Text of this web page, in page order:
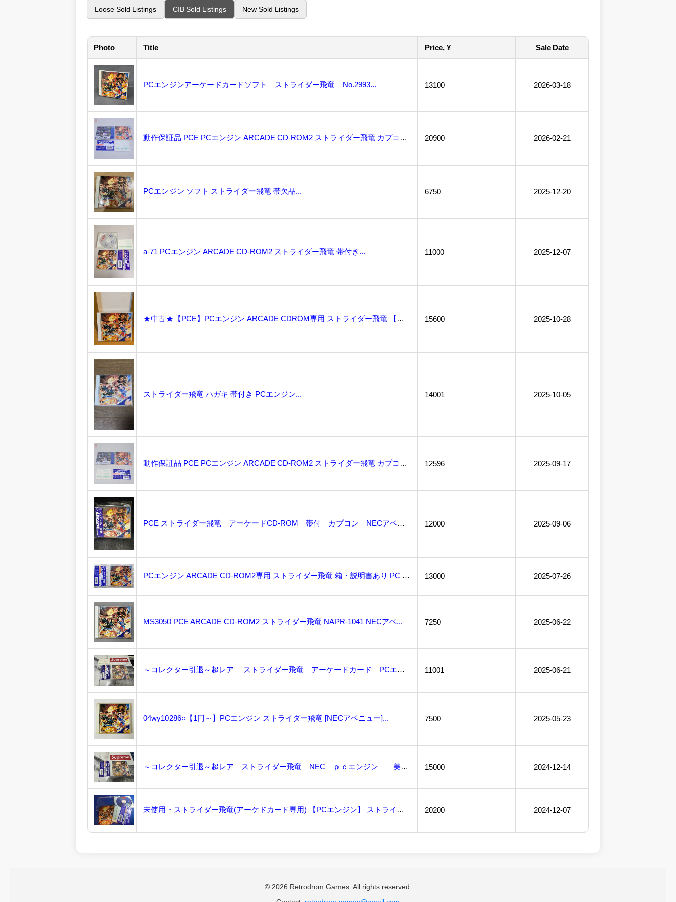
Loose Sold Listings CIB Sold Listings New Sold Listings
Photo Title Price, ¥ Sale Date
PCエンジンアーケードカードソフト ストライダー飛竜 No.2993... 13100 2026-03-18
動作保証品 PCE PCエンジン ARCADE CD-ROM2 ストライダー飛竜 カプコン NECア... 20900 2026-02-21
PCエンジン ソフト ストライダー飛竜 帯欠品... 6750 2025-12-20
a-71 PCエンジン ARCADE CD-ROM2 ストライダー飛竜 帯付き... 11000 2025-12-07
★中古★【PCE】PCエンジン ARCADE CDROM専用 ストライダー飛竜 【取説、帯付き】... 15600 2025-10-28
ストライダー飛竜 ハガキ 帯付き PCエンジン... 14001 2025-10-05
動作保証品 PCE PCエンジン ARCADE CD-ROM2 ストライダー飛竜 カプコン NECア... 12596 2025-09-17
PCE ストライダー飛竜 アーケードCD-ROM 帯付 カプコン NECアベニュー PCエンジンソ... 12000 2025-09-06
PCエンジン ARCADE CD-ROM2専用 ストライダー飛竜 箱・説明書あり PC Engine... 13000 2025-07-26
MS3050 PCE ARCADE CD-ROM2 ストライダー飛竜 NAPR-1041 NECアベ... 7250 2025-06-22
～コレクター引退～超レア ストライダー飛竜 アーケードカード PCエンジン 状態美品 日焼けなし... 11001 2025-06-21
04wy10286○【1円～】PCエンジン ストライダー飛竜 [NECアベニュー]... 7500 2025-05-23
～コレクター引退～超レア ストライダー飛竜 NEC ｐｃエンジン 美品 日焼けなし... 15000 2024-12-14
未使用・ストライダー飛竜(アーケドカード専用) 【PCエンジン】 ストライダーひりゅう、Stride... 20200 2024-12-07
© 2026 Retrodrom Games. All rights reserved.